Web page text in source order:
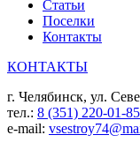
Статьи
Поселки
Контакты
КОНТАКТЫ
г. Челябинск, ул.
тел.: 8 (351) 220-01-85
e-mail: